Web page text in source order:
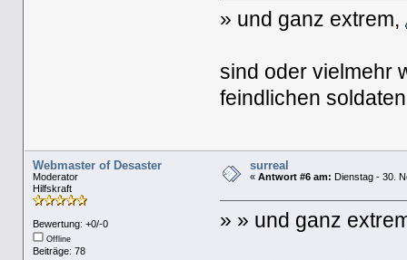
» und ganz extrem,
sind oder vielmehr
feindlichen
Webmaster of Desaster
Moderator
Hilfskraft
Bewertung: +0/-0
Offline
Beiträge: 78
surreal
« Antwort #6 am: Dienstag - 30.
» » und ganz